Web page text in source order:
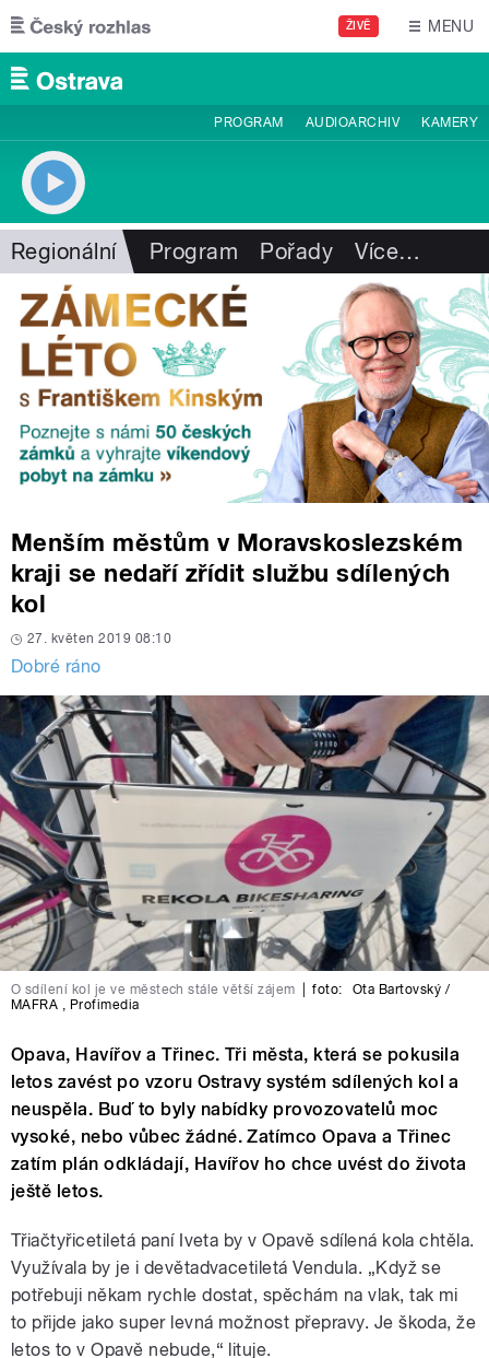
Přejít k hlavnímu obsahu
ŽIVĚ MENU
PROGRAM AUDIOARCHIV KAMERY
Regionální Program Pořady Více…
Menším městům v Moravskoslezském
kraji se nedaří zřídit službu sdílených
kol
27. květen 2019 08:10
Dobré ráno
O sdílení kol je ve městech stále větší zájem foto:
Ota Bartovský /
MAFRA , Profimedia
Opava, Havířov a Třinec. Tři města, která se pokusila
letos zavést po vzoru Ostravy systém sdílených kol a
neuspěla. Buď to byly nabídky provozovatelů moc
vysoké, nebo vůbec žádné. Zatímco Opava a Třinec
zatím plán odkládají, Havířov ho chce uvést do života
ještě letos.
Třiačtyřicetiletá paní Iveta by v Opavě sdílená kola chtěla.
Využívala by je i devětadvacetiletá Vendula. „Když se
potřebuji někam rychle dostat, spěchám na vlak, tak mi
to přijde jako super levná možnost přepravy. Je škoda, že
letos to v Opavě nebude,“ lituje.